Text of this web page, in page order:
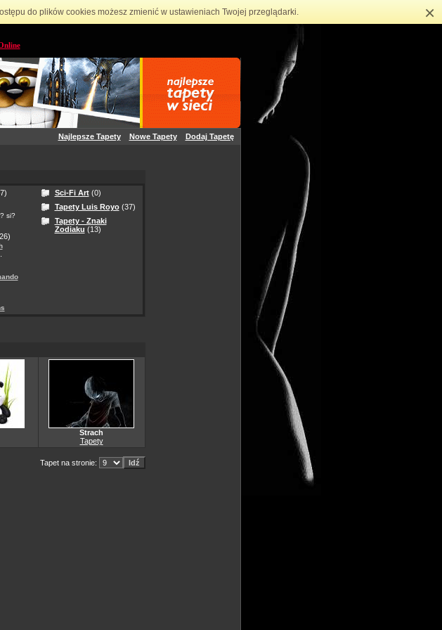
do plików cookies możesz zmienić w ustawieniach Twojej przeglądarki. ×
Najlepsze Tapety Nowe Tapety
Dodaj Tapetę
si?
Sci-Fi Art(0)
Tapety Luis Royo(37)
Tapety - Znaki
Zodiaku (13)
Strach
Tapety
Tapet na stronie: